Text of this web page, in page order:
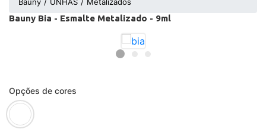
Bauny Bia - Esmalte Metalizado - 9ml
Opções de cores